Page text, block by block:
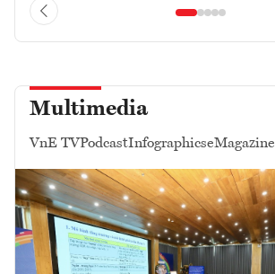
Multimedia
VnE TVPodcastInfographicseMagazine